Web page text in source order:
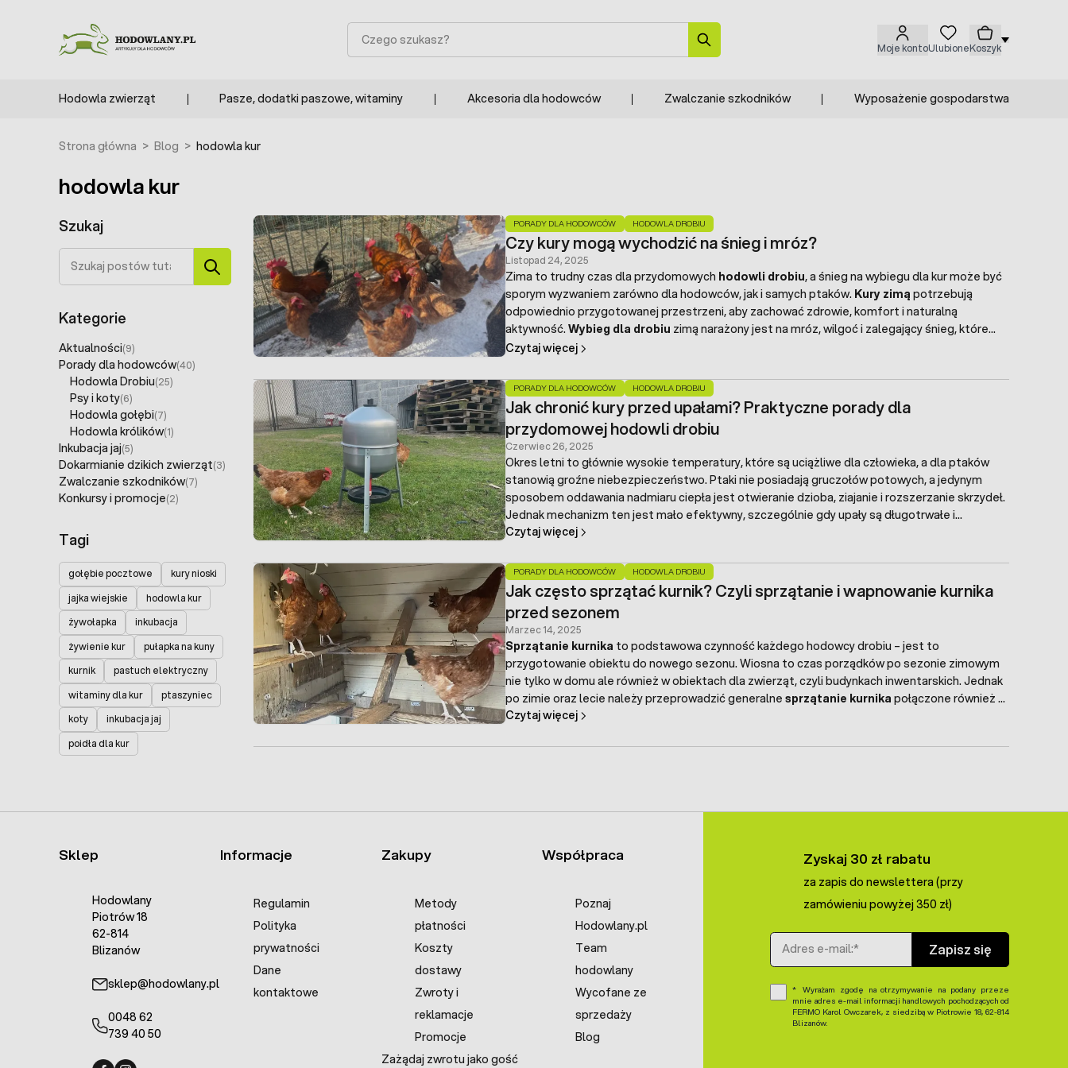
Moje kontoUlubioneKoszyk
Szukaj
Hodowla zwierząt Pasze, dodatki paszowe, witaminy Akcesoria dla hodowców Zwalczanie szkodników Wyposażenie gospodarstwa
Strona główna > Blog > hodowla kur
hodowla kur
PORADY DLA HODOWCÓW HODOWLA DROBIU
Czy kury mogą wychodzić na śnieg i mróz?
Listopad 24, 2025
Zima to trudny czas dla przydomowych hodowli drobiu, a śnieg na wybiegu dla kur może być
sporym wyzwaniem zarówno dla hodowców, jak i samych ptaków. Kury zimą potrzebują
odpowiednio przygotowanej przestrzeni, aby zachować zdrowie, komfort i naturalną
aktywność. Wybieg dla drobiu zimą narażony jest na mróz, wilgoć i zalegający śnieg, które
mogą wpływać na samopoczucie stada oraz warunki utrzymania. Dlatego tak ważne jest, aby
bezpieczne i suche miejsce do codziennego funkcjonowania.
Czytaj więcej
PORADY DLA HODOWCÓW HODOWLA DROBIU
Jak chronić kury przed upałami? Praktyczne porady dla
przydomowej hodowli drobiu
Czerwiec 26, 2025
Okres letni to głównie wysokie temperatury, które są uciążliwe dla człowieka, a dla ptaków
stanowią groźne niebezpieczeństwo. Ptaki nie posiadają gruczołów potowych, a jedynym
sposobem oddawania nadmiaru ciepła jest otwieranie dzioba, ziajanie i rozszerzanie skrzydeł.
Jednak mechanizm ten jest mało efektywny, szczególnie gdy upały są długotrwałe i
połączone z wysoką wilgotnością powietrza. Organizm kur bardzo szybko się przegrzewa, co
być naprawdę ekstramalne – pod dachem temperatura jest znacznie wyższa niż na zewnątrz,
a wybieg bez kawałka cienia nie daje ptakom żadnego schronienia przed palącym słońcem.
Czytaj więcej
PORADY DLA HODOWCÓW HODOWLA DROBIU
Jak często sprzątać kurnik? Czyli sprzątanie i wapnowanie kurnika
przed sezonem
Marzec 14, 2025
Sprzątanie kurnika to podstawowa czynność każdego hodowcy drobiu – jest to
przygotowanie obiektu do nowego sezonu. Wiosna to czas porządków po sezonie zimowym
nie tylko w domu ale również w obiektach dla zwierząt, czyli budynkach inwentarskich. Jednak
po zimie oraz lecie należy przeprowadzić generalne sprzątanie kurnika połączone również z
dezynfekcją kurnika oraz wapnowaniem. Po co sprzątać
Czytaj więcej
Szukaj
Szukaj
Kategorie
Aktualności(9)
Porady dla hodowców(40)
Hodowla Drobiu(25)
Psy i koty(6)
Hodowla gołębi(7)
Hodowla królików(1)
Inkubacja jaj(5)
Dokarmianie dzikich zwierząt(3)
Zwalczanie szkodników(7)
Konkursy i promocje(2)
Tagi
gołębie pocztowe
kury nioski
jajka wiejskie
hodowla kur
żywołapka
inkubacja
żywienie kur
pułapka na kuny
kurnik
pastuch elektryczny
witaminy dla kur
ptaszyniec
koty
inkubacja jaj
poidła dla kur
Sklep
Hodowlany
Piotrów 18
62-814
Blizanów
sklep@hodowlany.pl
0048 62
739 40 50
Informacje
Regulamin
Polityka
prywatności
Dane
kontaktowe
Zakupy
Metody
płatności
Koszty
dostawy
Zwroty i
reklamacje
Promocje
Zażądaj zwrotu jako gość
Współpraca
Poznaj
Hodowlany.pl
Team
hodowlany
Wycofane ze
sprzedaży
Blog
Zyskaj 30 zł rabatu
za zapis do newslettera (przy
zamówieniu powyżej 350 zł)
Adres e-mail
Zapisz się
Wyrażam zgodę na otrzymywanie na podany przeze
mnie adres e-mail informacji handlowych pochodzących od
FERMO Karol Owczarek, z siedzibą w Piotrowie 18, 62-814
Blizanów.